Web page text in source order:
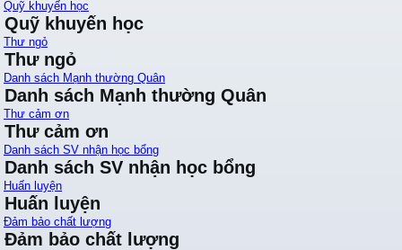
Quỹ khuyến học
Quỹ khuyến học
Thư ngỏ
Thư ngỏ
Danh sách Mạnh thường Quân
Danh sách Mạnh thường Quân
Thư cảm ơn
Thư cảm ơn
Danh sách SV nhận học bổng
Danh sách SV nhận học bổng
Huấn luyện
Huấn luyện
Đảm bảo chất lượng
Đảm bảo chất lượng